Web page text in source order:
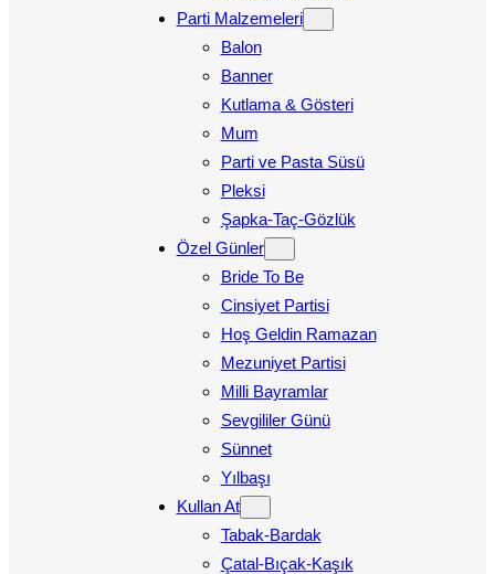
Parti Malzemeleri
Balon
Banner
Kutlama & Gösteri
Mum
Parti ve Pasta Süsü
Pleksi
Şapka-Taç-Gözlük
Özel Günler
Bride To Be
Cinsiyet Partisi
Hoş Geldin Ramazan
Mezuniyet Partisi
Milli Bayramlar
Sevgililer Günü
Sünnet
Yılbaşı
Kullan At
Tabak-Bardak
Çatal-Bıçak-Kaşık